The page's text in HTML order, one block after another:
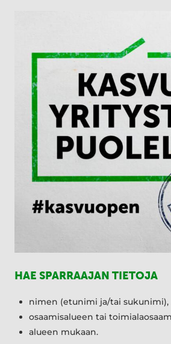
HAE SPARRAAJAN TIETOJA
nimen (etunimi ja/tai sukunimi),
osaamisalueen tai
alueen mukaan.